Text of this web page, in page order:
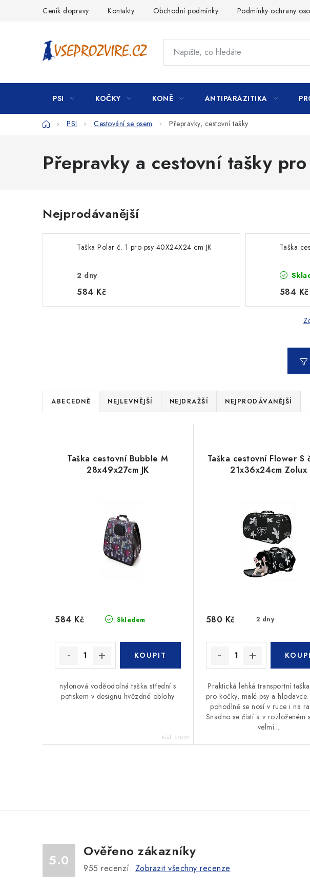
Ceník dopravy Kontakty Obchodní podmínky Podmínky ochrany
PSI KOČKY KONĚ ANTIPARAZITIKA
DomůPSI Cestování se psem Přepravky, cestovní tašky
Přepravky a cestovní tašky
Nejprodávanější
Taška Polar č. 1 pro psy 40X24X24 cm JK
2 dny
584 Kč
Taška
584 Kč
Ř
a
ABECEDNĚ NEJLEVNĚJŠÍ NEJDRAŽŠÍ NEJPRODÁVANĚJŠÍ
Taška cestovní Bubble M
28x49x27cm JK
Skladem
584 Kč
nylonová voděodolná taška střední s
potiskem v designu hvězdné oblohy
Kód: 65029
Taška cestovní Flower S
21x36x24cm Zolux
2 dny
580 Kč
Praktická lehká transportní
pro kočky, malé psy a hlodavce.
pohodlně se nosí v ruce i na
Snadno se čistí a v rozloženém
velmi...
d
a5.0
Ověřeno zákazníky
955 recenzí. Zobrazit všechny recenze